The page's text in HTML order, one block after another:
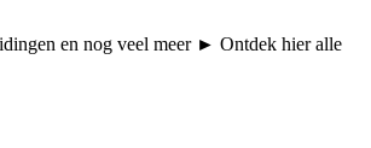
en nog veel meer ► Ontdek hier alle